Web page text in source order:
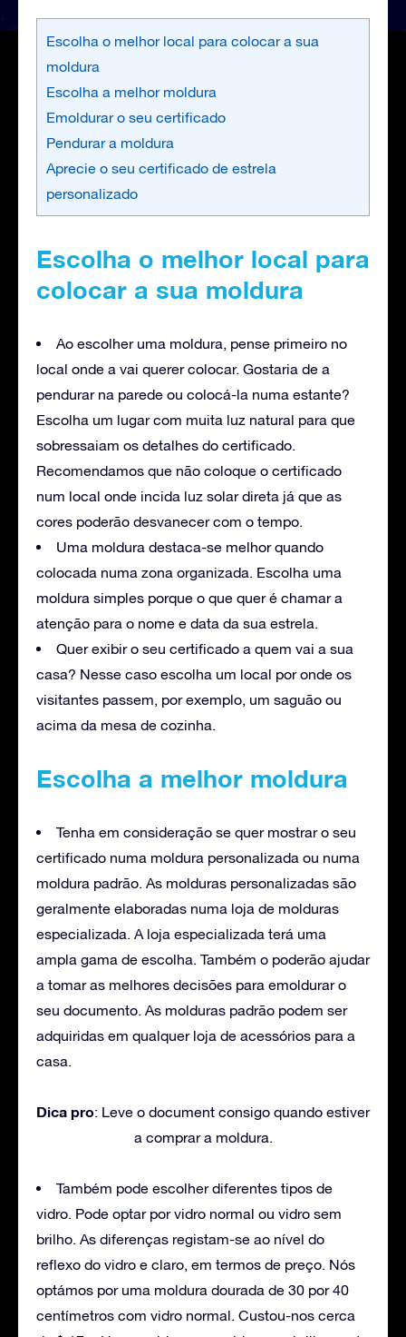
Escolha o melhor local para colocar a sua
moldura
Escolha a melhor moldura
Emoldurar o seu certificado
Pendurar a moldura
Aprecie o seu certificado de estrela
personalizado
Escolha o melhor local para
colocar a sua moldura
Ao escolher uma moldura, pense primeiro no
local onde a vai querer colocar. Gostaria de a
pendurar na parede ou colocá-la numa estante?
Escolha um lugar com muita luz natural para que
sobressaiam os detalhes do certificado.
Recomendamos que não coloque o certificado
num local onde incida luz solar direta já que as
cores poderão desvanecer com o tempo.
Uma moldura destaca-se melhor quando
colocada numa zona organizada. Escolha uma
moldura simples porque o que quer é chamar a
atenção para o nome e data da sua estrela.
Quer exibir o seu certificado a quem vai a sua
casa? Nesse caso escolha um local por onde os
visitantes passem, por exemplo, um saguão ou
acima da mesa de cozinha.
Escolha a melhor moldura
Tenha em consideração se quer mostrar o seu
certificado numa moldura personalizada ou numa
moldura padrão. As molduras personalizadas são
geralmente elaboradas numa loja de molduras
especializada. A loja especializada terá uma
ampla gama de escolha. Também o poderão ajudar
a tomar as melhores decisões para emoldurar o
seu documento. As molduras padrão podem ser
adquiridas em qualquer loja de acessórios para a
casa.
Dica pro: Leve o document consigo quando estiver
a comprar a moldura.
Também pode escolher diferentes tipos de
vidro. Pode optar por vidro normal ou vidro sem
brilho. As diferenças registam-se ao nível do
reflexo do vidro e claro, em termos de preço. Nós
optámos por uma moldura dourada de 30 por 40
centímetros com vidro normal. Custou-nos cerca